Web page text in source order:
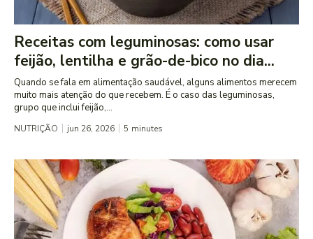
Receitas com leguminosas: como usar
feijão, lentilha e grão-de-bico no dia...
Quando se fala em alimentação saudável, alguns alimentos merecem
muito mais atenção do que recebem. É o caso das leguminosas,
grupo que inclui feijão,...
NUTRIÇÃO jun 26, 2026 5 minutes